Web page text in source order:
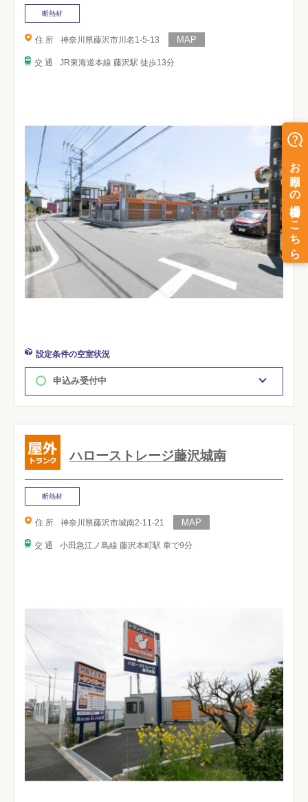
断熱材
住 所 神奈川県藤沢市川名1-5-13
交 通 JR東海道本線 藤沢駅 徒歩13分
設定条件の空室状況
申込み受付中
ハローストレージ藤沢城南
断熱材
住 所 神奈川県藤沢市城南2-11-21
交 通 小田急江ノ島線 藤沢本町駅 車で9分